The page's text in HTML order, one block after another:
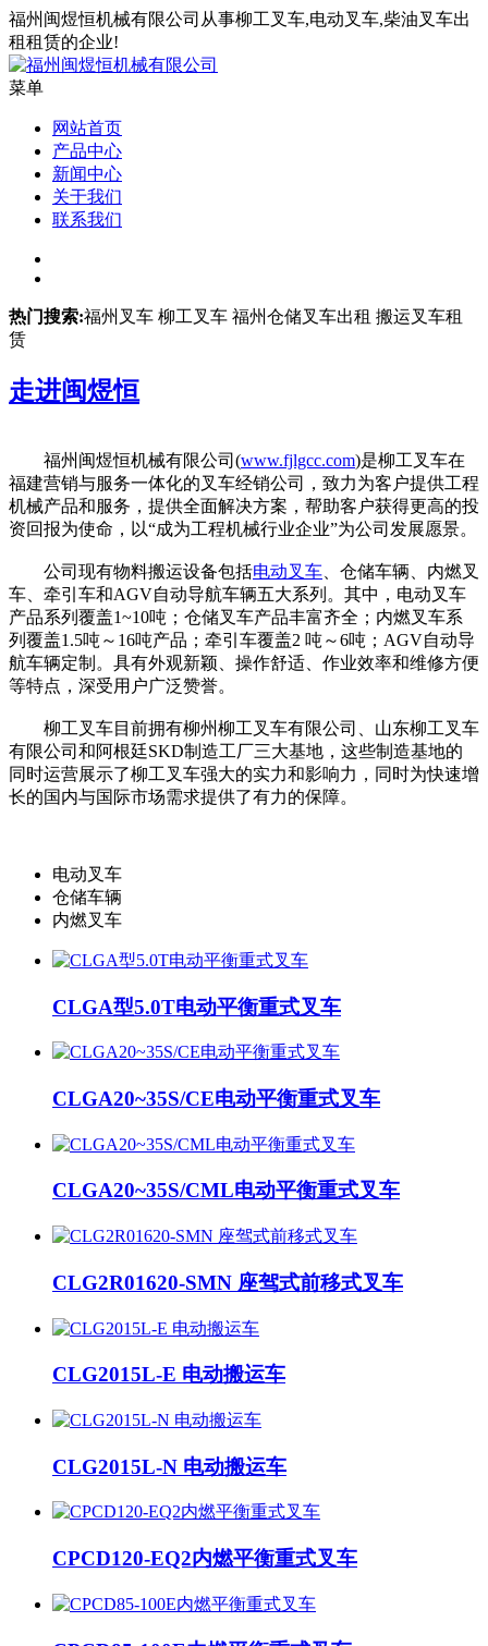
福州闽煜恒机械有限公司从事柳工叉车,电动叉车,柴油叉车出
租租赁的企业!
菜单
网站首页
产品中心
新闻中心
关于我们
联系我们
热门搜索:福州叉车 柳工叉车 福州仓储叉车出租 搬运叉车租
赁
走进闽煜恒
福州闽煜恒机械有限公司(www.fjlgcc.com)是柳工叉车在
福建营销与服务一体化的叉车经销公司，致力为客户提供工程
机械产品和服务，提供全面解决方案，帮助客户获得更高的投
资回报为使命，以“成为工程机械行业企业”为公司发展愿景。
公司现有物料搬运设备包括电动叉车 、仓储车辆、内燃叉
车、牵引车和AGV自动导航车辆五大系列。其中，电动叉车
产品系列覆盖1~10吨；仓储叉车产品丰富齐全；内燃叉车系
列覆盖1.5吨～16吨产品；牵引车覆盖2 吨～6吨；AGV自动导
航车辆定制。具有外观新颖、操作舒适、作业效率和维修方便
等特点，深受用户广泛赞誉。
柳工叉车目前拥有柳州柳工叉车有限公司、山东柳工叉车
有限公司和阿根廷SKD制造工厂三大基地，这些制造基地的
同时运营展示了柳工叉车强大的实力和影响力，同时为快速增
长的国内与国际市场需求提供了有力的保障。
电动叉车
仓储车辆
内燃叉车
CLGA型5.0T电动平衡重式叉车
CLGA20~35S/CE电动平衡重式叉车
CLGA20~35S/CML电动平衡重式叉车
CLG2R01620-SMN 座驾式前移式叉车
CLG2015L-E 电动搬运车
CLG2015L-N 电动搬运车
CPCD120-EQ2内燃平衡重式叉车